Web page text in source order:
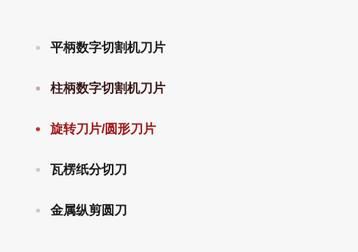
平柄数字切割机刀片
柱柄数字切割机刀片
旋转刀片/圆形刀片
瓦楞纸分切刀
金属纵剪圆刀